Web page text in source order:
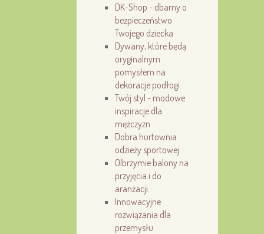
DK-Shop - dbamy o
bezpieczeństwo
Twojego dziecka
Dywany, które będą
oryginalnym
pomysłem na
dekoracje podłogi
Twój styl - modowe
inspiracje dla
mężczyzn
Dobra hurtownia
odzieży sportowej
Olbrzymie balony na
przyjęcia i do
aranżacji.
Innowacyjne
rozwiązania dla
przemysłu